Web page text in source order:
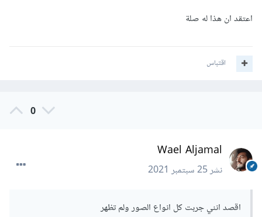
اعتقد ان هذا له صلة
اقتباس
0
Wael Aljamal
نشر25 سبتمبر 2021
اقصد انني جربت كل انواع الصور ولم تظهر